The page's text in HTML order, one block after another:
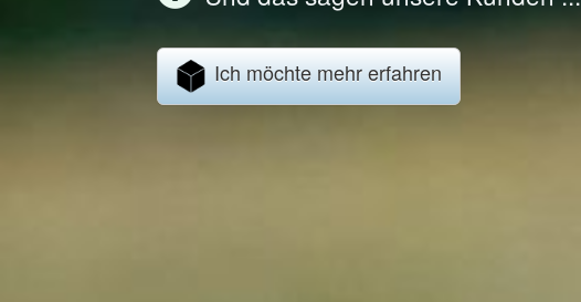
Ich möchte mehr erfahren